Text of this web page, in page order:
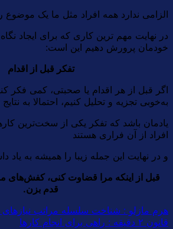
الزامی ندارد همه افراد مثل ما یک موضوع
در نهایت مهم ترین کاری که برای ایجاد
خودمان پرورش دهیم این است:
تفکر قبل از اقدام
اگر قبل از هر اقدام یا صحبتی، کمی فکر
به‌خوبی تجزیه و تحلیل کنیم، احتمالا به
یادمان باشد که تفکر یکی از سخت‌ترین
افراد از آن فراری هستند
و در نهایت این جمله زیبا را همیشه به یاد
قبل از اینکه مرا قضاوت کنی، کفش‌های
قدم بزن.
هرم مازلو : شناخت سلسله مراتب نیازهای
قانون ۲ دقیقه : راهی برای انجام کارها